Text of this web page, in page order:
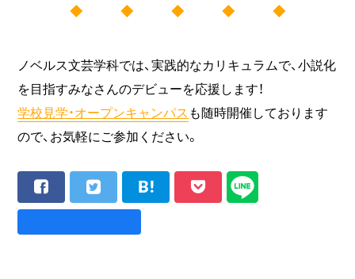
◆ ◆ ◆ ◆ ◆
ノベルス文芸学科では、実践的なカリキュラムで、小説化
を目指すみなさんのデビューを応援します！
学校見学・オープンキャンパス も随時開催しております
ので、お気軽にご参加ください。